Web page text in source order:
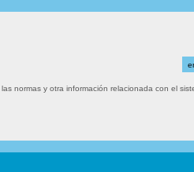
normas y otra información relacionada con el